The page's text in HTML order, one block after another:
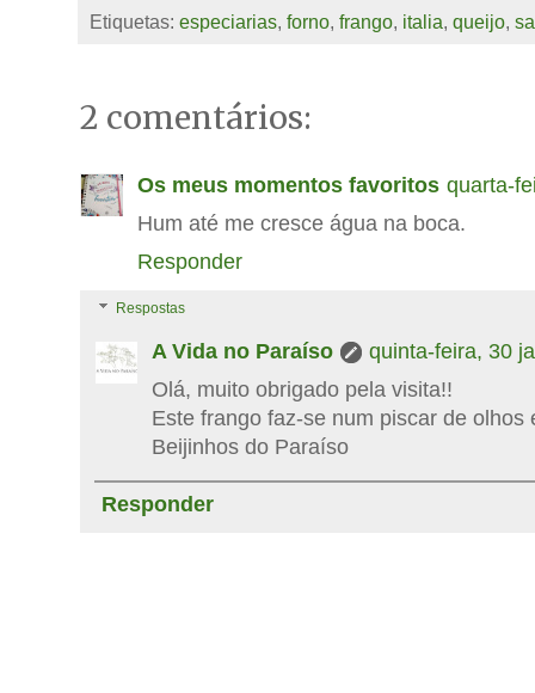
Etiquetas: especiarias, forno, frango, italia, queijo,
2 comentários:
Os meus momentos favoritos quarta-
Hum até me cresce água na boca.
Responder
Respostas
A Vida no Paraíso
quinta-feira, 30
Olá, muito obrigado pela visita!!
Este frango faz-se num piscar de
Beijinhos do Paraíso
Responder